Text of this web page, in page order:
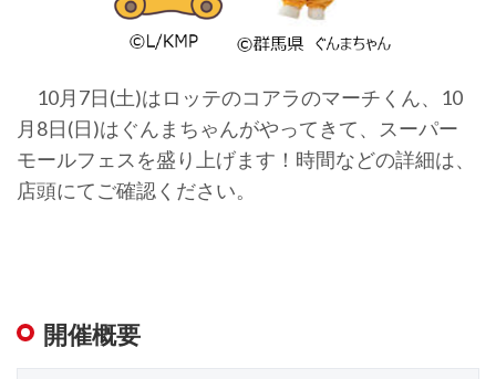
10月7日(土)はロッテのコアラのマーチくん、10
月8日(日)はぐんまちゃんがやってきて、スーパー
モールフェスを盛り上げます！時間などの詳細は、
店頭にてご確認ください。
開催概要